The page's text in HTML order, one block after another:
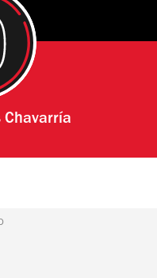
Chavarría